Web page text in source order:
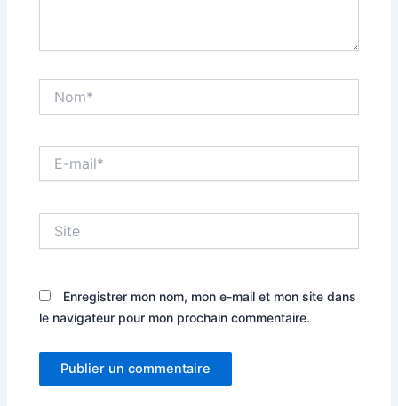
mail*
Enregistrer mon nom, mon e-mail et mon site dans
le navigateur pour mon prochain commentaire.